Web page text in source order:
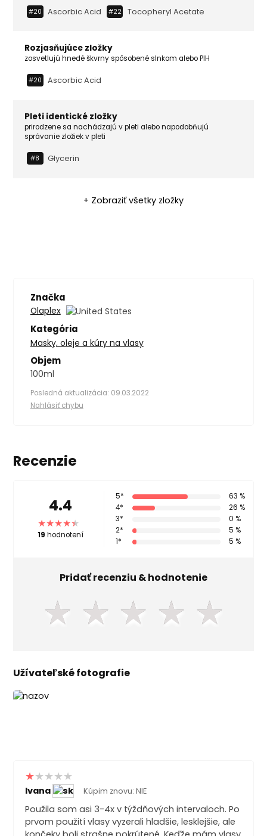
#20 Ascorbic Acid #22 Tocopheryl Acetate
Rozjasňujúce zložky
zosvetlujú hnedé škvrny spôsobené slnkom alebo PIH
#20 Ascorbic Acid
Pleti identické zložky
prirodzene sa nachádzajú v pleti alebo napodobňujú
správanie zložiek v pleti
#8 Glycerin
+ Zobraziť všetky zložky
Značka
Olaplex
Kategória
Masky, oleje a kúry na vlasy
Objem
100ml
Posledná aktualizácia: 09.03.2022
Nahlásiť chybu
Recenzie
Ivana Kúpim znovu: NIE
Použila som asi 3-4x v týždňových intervaloch. Po
prvom použití vlasy vyzerali hladšie, lesklejšie, ale
4.4
19 hodnotení
5*
63 %
4*
26 %
3*
0 %
2*
5 %
1*
5 %
Pridať recenziu & hodnotenie
★ ★ ★ ★ ★
Užívateľské fotografie